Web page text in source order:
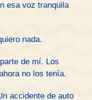
esa voz tranquila
nada.
de mí. Los
no los tenía.
accidente de auto